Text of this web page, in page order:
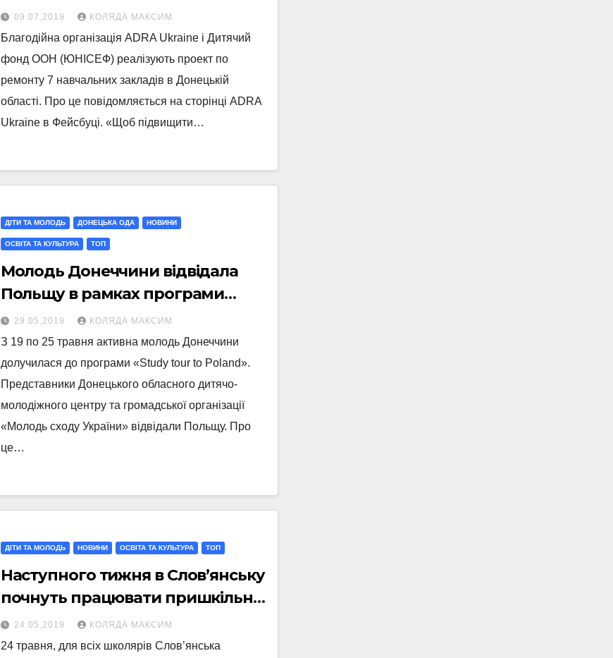
09.07.2019 КОЛЯДА МАКСИМ
Благодійна організація ADRA Ukraine і Дитячий
фонд ООН (ЮНІСЕФ) реалізують проект по
ремонту 7 навчальних закладів в Донецькій
області. Про це повідомляється на сторінці ADRA
Ukraine в Фейсбуці. «Щоб підвищити…
ДІТИ ТА МОЛОДЬ ДОНЕЦЬКА ОДА НОВИНИ
ОСВІТА ТА КУЛЬТУРА ТОП
Молодь Донеччини відвідала
Польщу в рамках програми
«Study tour to Poland»
29.05.2019 КОЛЯДА МАКСИМ
З 19 по 25 травня активна молодь Донеччини
долучилася до програми «Study tour to Poland».
Представники Донецького обласного дитячо-
молодіжного центру та громадської організації
«Молодь сходу України» відвідали Польщу. Про
це…
ДІТИ ТА МОЛОДЬ НОВИНИ ОСВІТА ТА КУЛЬТУРА ТОП
Наступного тижня в Слов’янську
почнуть працювати пришкільні
табори
24.05.2019 КОЛЯДА МАКСИМ
24 травня, для всіх школярів Слов’янська